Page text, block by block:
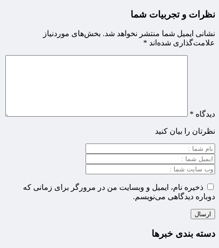
نظرات و تجربیات شما
نشانی ایمیل شما منتشر نخواهد شد. بخش‌های موردنیاز
علامت‌گذاری شده‌اند *
دیدگاه *
نظرتان را بیان کنید
ذخیره نام، ایمیل و وبسایت من در مرورگر برای زمانی که
دوباره دیدگاهی می‌نویسم.
دسته بندی خبرها